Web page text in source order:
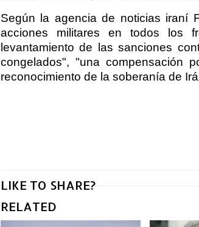
Según la agencia de noticias iraní
acciones militares en todos los
levantamiento de las sanciones
congelados", "una compensación
reconocimiento de la soberanía de Irá
LIKE TO SHARE?
RELATED